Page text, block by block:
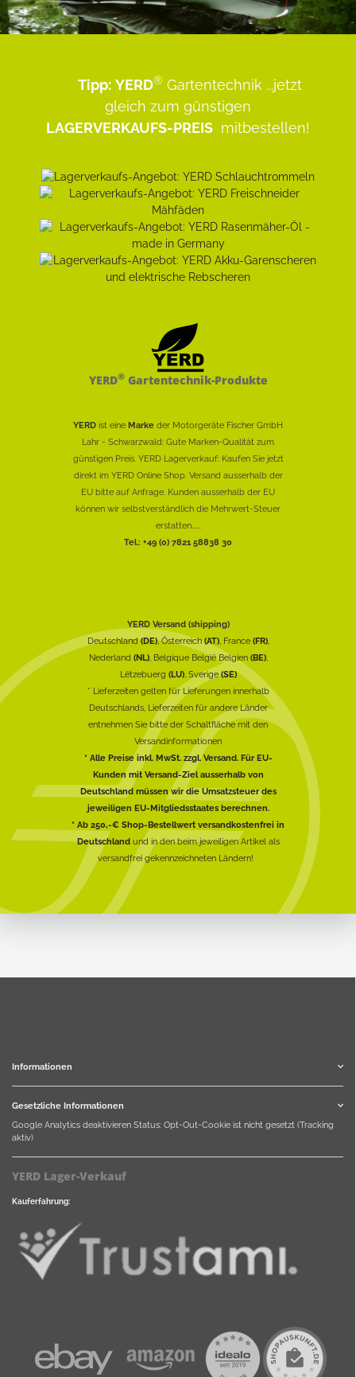
Tipp: YERD® Gartentechnik ...jetzt
gleich zum günstigen
LAGERVERKAUFS-PREIS mitbestellen!
YERD®Gartentechnik-Produkte
YERD ist eine Marke der Motorgeräte Fischer GmbH
Lahr - Schwarzwald: Gute Marken-Qualität zum
günstigen Preis. YERD Lagerverkauf: Kaufen Sie jetzt
direkt im YERD Online Shop. Versand ausserhalb der
EU bitte auf Anfrage. Kunden ausserhalb der EU
können wir selbstverständlich die Mehrwert-Steuer
erstatten......
Tel.: +49 (0) 7821 58838 30
YERD Versand (shipping)
Deutschland(DE), Österreich(AT), France (FR),
Nederland (NL), Belgique België Belgien (BE),
Lëtzebuerg (LU), Sverige(SE)
* Lieferzeiten gelten für Lieferungen innerhalb
Deutschlands, Lieferzeiten für andere Länder
entnehmen Sie bitte der Schaltfläche mit den
Versandinformationen
* Alle Preise inkl. MwSt. zzgl. Versand. Für EU-
Kunden mit Versand-Ziel ausserhalb von
Deutschland müssen wir die Umsatzsteuer des
jeweiligen EU-Mitgliedsstaates berechnen.
* Ab 250,-€ Shop-Bestellwert versandkostenfrei in
Deutschlandund in den beim jeweiligen Artikel als
versandfrei gekennzeichneten Ländern!
Informationen
Gesetzliche Informationen
Google Analytics deaktivieren Status: Opt-Out-Cookie ist nicht gesetzt (Tracking
aktiv)
YERD Lager-Verkauf
Kauferfahrung: